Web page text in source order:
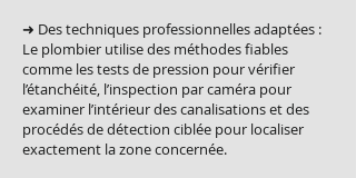
➜ Des techniques professionnelles adaptées :
Le plombier utilise des méthodes fiables
comme les tests de pression pour vérifier
l’étanchéité, l’inspection par caméra pour
examiner l’intérieur des canalisations et des
procédés de détection ciblée pour localiser
exactement la zone concernée.